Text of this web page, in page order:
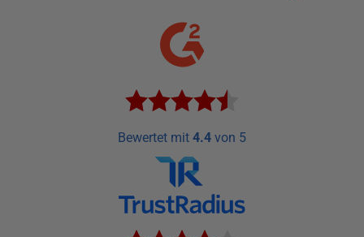
Bewertet mit 4.4 von 5